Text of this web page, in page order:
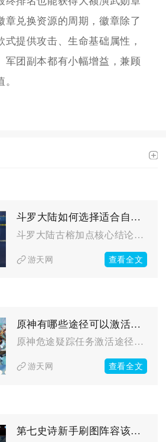
章兑换资源的周期，徽章除了
式提供攻击、生命基础属性，
军团副本都有小幅增益，兼顾
斗罗大陆如何选择适合自己的古榕加点攻略
斗罗大陆古榕加点核心结论：PVE增伤流全精神力，PVP生存流...
游天网 查看全文
原神有哪些途径可以激活危途疑踪任务
原神危途疑踪任务激活途径包含常规解锁、快速体验、地图直触三种...
游天网 查看全文
第七史诗新手刷图阵容该如何建立